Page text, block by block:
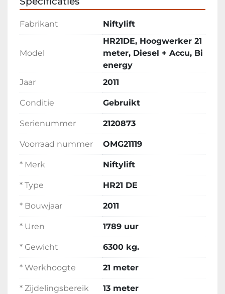
Fabrikant Niftylift
Model
HR21DE, Hoogwerker 21
meter, Diesel + Accu, Bi
energy
Jaar
2011
Conditie Gebruikt
Serienummer 2120873
Voorraad nummer OMG21119
* Merk Niftylift
* Type HR21 DE
* Bouwjaar 2011
* Uren 1789 uur
* Gewicht 6300 kg.
* Werkhoogte 21 meter
* Zijdelingsbereik 13 meter